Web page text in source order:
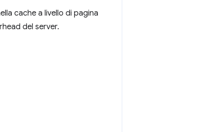
cache a livello di pagina
del server.